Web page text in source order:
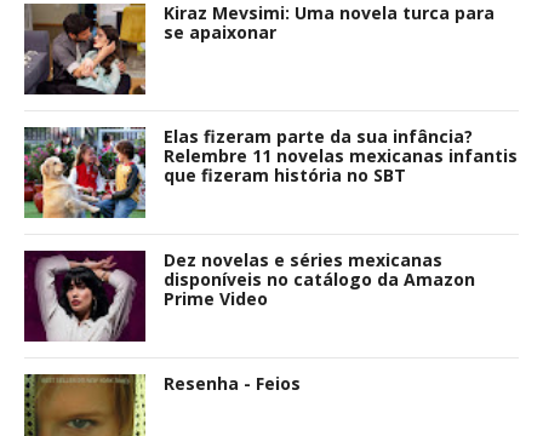
Kiraz Mevsimi: Uma novela turca para
se apaixonar
Elas fizeram parte da sua infância?
Relembre 11 novelas mexicanas infantis
que fizeram história no SBT
Dez novelas e séries mexicanas
disponíveis no catálogo da Amazon
Prime Video
Resenha - Feios